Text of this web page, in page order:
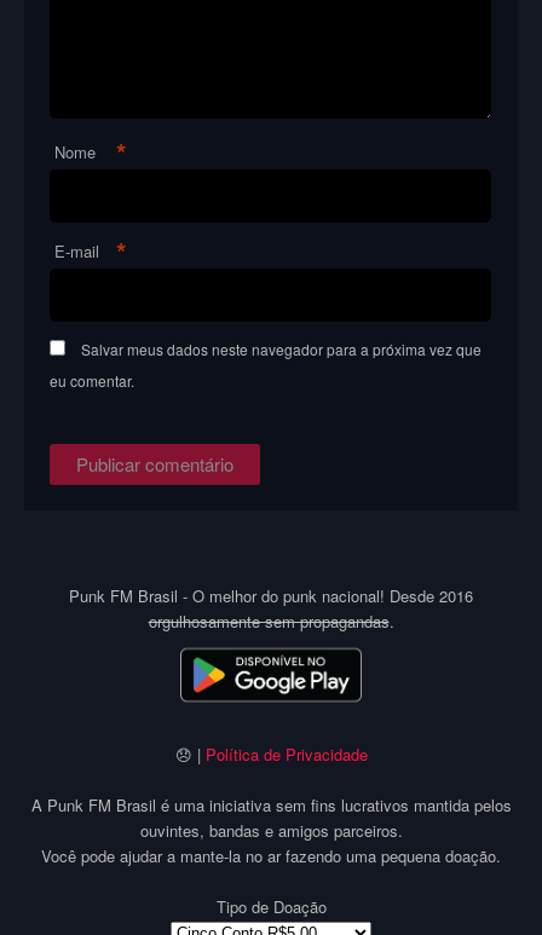
Nome *
E-mail *
Salvar meus dados neste navegador para a próxima vez que
eu comentar.
Punk FM Brasil - O melhor do punk nacional! Desde 2016
orgulhosamente sem propagandas.
😞 | Política de Privacidade
A Punk FM Brasil é uma iniciativa sem fins lucrativos mantida pelos
ouvintes, bandas e amigos parceiros.
Você pode ajudar a mante-la no ar fazendo uma pequena doação.
Tipo de Doação